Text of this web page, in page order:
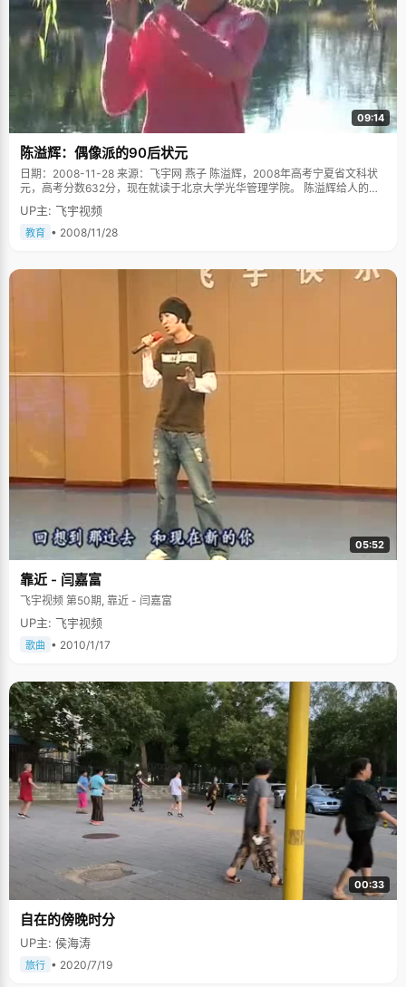
09:14
陈溢辉：偶像派的90后状元
日期：2008-11-28 来源：飞宇网 燕子 陈溢辉，2008年高考宁夏省文科状
元，高考分数632分，现在就读于北京大学光华管理学院。 陈溢辉给人的感
觉非常的90后，件宽大的紫色厚毛衣，白色休闲裤，烫了时尚的发型，斜留
海，脖子上黑色的大珠子项链，俊俏的长相，加上浑身散发着的艺术气质，
怎么看怎么像偶像剧的男主角。"开口大笑的时候像刘翔，微笑时嘴角上扬的
很调皮，每天跟着镇上的小孩子们到处玩，捅马蜂窝，水漫蚂蚁洞，上树摘
果，下河抓鱼类的事情干了很多，但是小错不断，大错不犯，爸爸妈妈认为
这就是小孩子的天性嘛，倒也没有多加干涉。 陈溢辉的爸爸妈妈都是高中老
师，他们对陈溢辉的教育就是"学什么先学做人"，对于学习，他们不多强
求，上学以前也没有任何的早期教育，但是对于生活习惯、品行的培养要求
很严格。"小时候，我跟一个小孩起冲突，用从其他小孩子口里听来的脏话骂
了人，恰好被爸爸听到了，就被逮回家狠揍了一顿，记忆特别深刻，"陈溢辉
说，"爸爸妈妈很注重人品，他们总对我说，不管你能力如何，一定要有好的
人品，良好的人格，这是做事情的根本。" 执着自己的兴趣，高三理转文 陈
溢辉写得一手好文章，写东西就很随意饱含感情，深得老师同学的喜爱，在
文科方面也很有天赋，但出于对生物的爱好，却选择了理科学习，"之前我一
直都很努力的学习理科，但始终不能得心应手，成绩虽然一直都很好，但总
觉得兴趣不浓，无法突破，"陈溢辉在对面安逸也是学校教务主任的开导下走
出了迷惑，"她对我解释了文科的真正含义和内容，鼓励我应该尊重自己的兴
趣，于是高二下学期我依然决定转到文科班。" 爸爸妈妈很尊重陈溢辉的决
定，支持他努力学习。上高三以后，陈溢辉分外努力，在一年的时间内将整
个高中的文科漏洞补了起来，在文科里找到了自己喜欢的东西。 虽然成绩一
直都在学校排名第一第二，但是身处一个不知名的高中，陈溢辉还是不敢想
象自己能考北大，直到最后一次模拟考。"高中的最后一次模拟考试参加了全
省统考，成绩出来后居然是全省第一，我感觉简直不可思议，原来自己还是
&rsquo;，"陈溢辉说就是因为这次考试让给了自己很大信心，之后又很努力
了一段，最终考出了632分的高考分数。" 陈溢辉高中状元的消息使得整个小
县城都沸腾了起来，他是所在高中11年后的又一个文科状元，不仅仅给爸爸
妈妈一个惊喜，也给整个学校带来了好的荣誉。高考之后，性格开朗的陈溢
辉受邀参加了《开心辞典》的节目录制，获得了冠军。 文艺小青年，想上中
戏 陈溢辉学习好，更是个活跃的文艺分子，对音乐艺术有着浓厚的兴趣，初
常常代表学校参加省市的一些文艺比赛，每次均能拔得头筹。曾先后八次下
军营参加慰问演出，很多军官士兵都十分熟悉这个小男孩了，每次来都很是
照顾，深表喜欢。高中的时候，陈溢辉还在学校创立了图腾文学社，参加了
艺术社团，主动担任组织人搞了很多活动，他自编自导的话剧还获得了全市
二等奖。 真是个精力充沛的男孩呀，课上课下的活动都搞得如此的轰轰烈
烈，有滋有味。陈溢辉对艺术有着深深的痴迷，高考之前，曾经想过去考中
戏，学习表演，他自信自己还是有那么一份表演天赋的，"后来看看学习还是
有希望的，所以放弃了中戏的念头"，陈溢辉甩开了额前稍长的碎发，笑了起
来，一脸的阳光。 小编心里也很赞同的，并深深感叹，如今的90后，好像并
未如网上人们抨击的那样无可救药，他们虽然吃着汉堡包长大，个性张扬，
思想开放，但也可以爱好学习，长于交际，也可以很优秀，偶像派如眼前的
陈溢辉，也可以是状元。
UP主: 飞宇视频
教育 • 2008/11/28
05:52
靠近 - 闫嘉富
飞宇视频 第50期, 靠近 - 闫嘉富
UP主: 飞宇视频
歌曲 • 2010/1/17
00:33
自在的傍晚时分
UP主: 侯海涛
旅行 • 2020/7/19